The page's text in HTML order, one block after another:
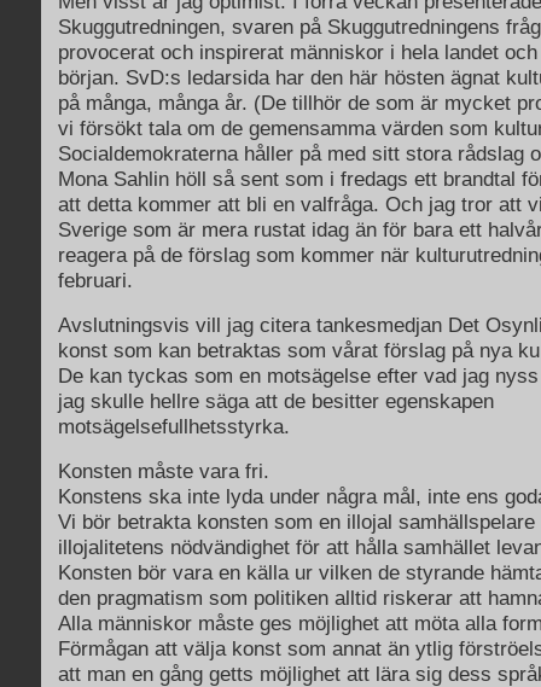
Skuggutredningen, svaren på Skuggutredningens
provocerat och inspirerat människor i hela landet
början. SvD:s ledarsida har den här hösten ägnat
på många, många år. (De tillhör de som är mycket
vi försökt tala om de gemensamma värden som
Socialdemokraterna håller på med sitt stora rådslag
Mona Sahlin höll så sent som i fredags ett brandtal
att detta kommer att bli en valfråga. Och jag tror att
Sverige som är mera rustat idag än för bara ett
reagera på de förslag som kommer när
februari.
Avslutningsvis vill jag citera tankesmedjan Det
konst som kan betraktas som vårat förslag på nya
De kan tyckas som en motsägelse efter vad jag
jag skulle hellre säga att de besitter egenskapen
motsägelsefullhetsstyrka.
Konsten måste vara fri.
Konstens ska inte lyda under några mål, inte ens
Vi bör betrakta konsten som en illojal samhällspelare
illojalitetens nödvändighet för att hålla samhället
Konsten bör vara en källa ur vilken de styrande
den pragmatism som politiken alltid riskerar att
Alla människor måste ges möjlighet att möta alla
Förmågan att välja konst som annat än ytlig
att man en gång getts möjlighet att lära sig dess